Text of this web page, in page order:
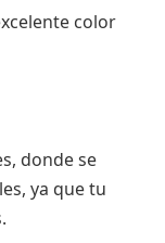
color
donde se
ya que tu